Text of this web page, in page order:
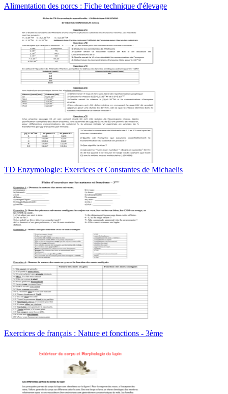
Alimentation des porcs : Fiche technique d'élevage
TD Enzymologie: Exercices et Constantes de Michaelis
Exercices de français : Nature et fonctions - 3ème